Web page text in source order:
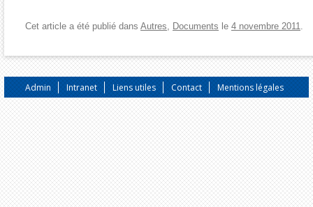
Cet article a été publié dans Autres, Documents le 4 novembre 2011.
Admin Intranet Liens utiles Contact Mentions légales